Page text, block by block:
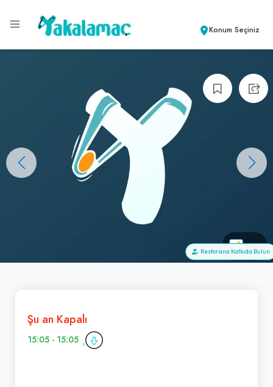
Konum Seçiniz
+0
Restorana Katkıda Bulun
Şu an Kapalı
15:05 - 15:05